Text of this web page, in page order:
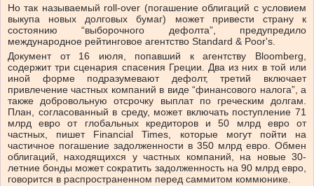
Но так называемый roll-over (погашение облигаций с условием
выкупа новых долговых бумаг) может привести страну к
состоянию “выборочного дефолта”, предупредило
международное рейтинговое агентство Standard & Poor's.
Документ от 16 июля, попавший к агентству Bloomberg,
содержит три сценария спасения Греции. Два из них в той или
иной форме подразумевают дефолт, третий включает
привлечение частных компаний в виде “финансового налога”, а
также добровольную отсрочку выплат по греческим долгам.
План, согласованный в среду, может включать поступление 71
млрд евро от глобальных кредиторов и 50 млрд евро от
частных, пишет Financial Times, которые могут пойти на
частичное погашение задолженности в 350 млрд евро. Обмен
облигаций, находящихся у частных компаний, на новые 30-
летние бонды может сократить задолженность на 90 млрд евро,
говорится в распространенном перед саммитом коммюнике.